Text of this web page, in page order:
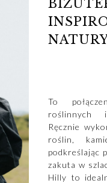
To
roślinnych
Ręcznie
roślin,
podkreślając
zakuta w
Hilly to